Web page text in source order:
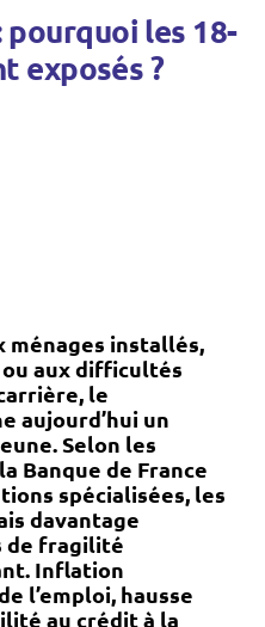
les 18-
exposés ?
ménages installés,
aux difficultés
le
aujourd’hui un
Selon les
Banque de France
spécialisées, les
davantage
de fragilité
Inflation
l’emploi, hausse
au crédit à la